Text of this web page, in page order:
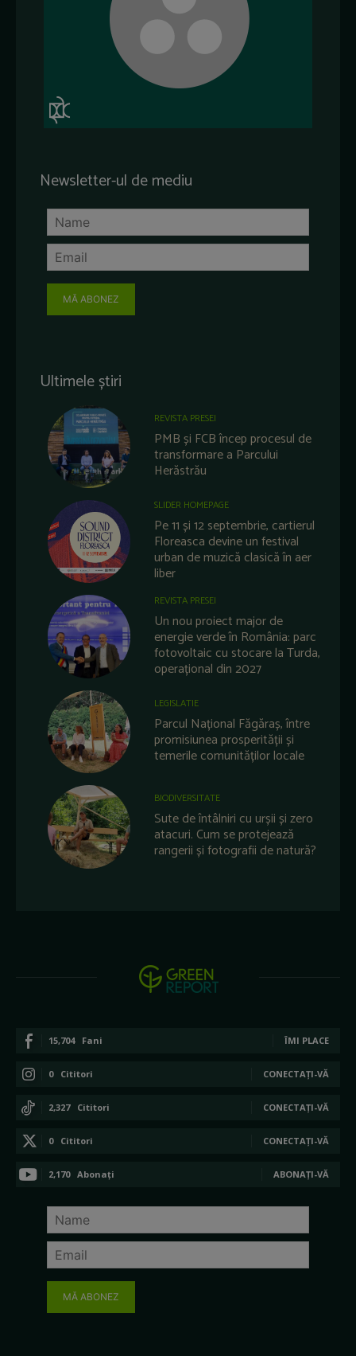
Newsletter-ul de mediu
MĂ ABONEZ
Ultimele știri
REVISTA PRESEI
PMB și FCB încep procesul de
transformare a Parcului
Herăstrău
SLIDER HOMEPAGE
Pe 11 și 12 septembrie, cartierul
Floreasca devine un festival
urban de muzică clasică în aer
liber
REVISTA PRESEI
Un nou proiect major de
energie verde în România: parc
fotovoltaic cu stocare la Turda,
operațional din 2027
LEGISLATIE
Parcul Național Făgăraș, între
promisiunea prosperității și
temerile comunităților locale
BIODIVERSITATE
Sute de întâlniri cu urșii și zero
atacuri. Cum se protejează
rangerii și fotografii de natură?
15,704 Fani ÎMI PLACE
0 Cititori CONECTAȚI-VĂ
2,327 Cititori CONECTAȚI-VĂ
0 Cititori CONECTAȚI-VĂ
2,170 Abonați ABONAȚI-VĂ
MĂ ABONEZ